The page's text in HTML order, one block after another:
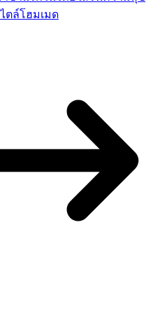
ตล์โฮมเมด